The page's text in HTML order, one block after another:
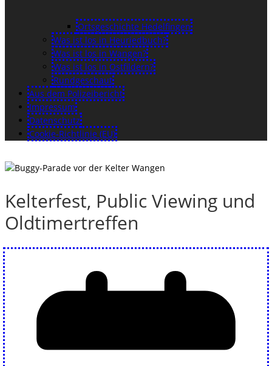
Ortsgeschichte Hedelfingen
Was ist los in Heuriedbuch?
Was ist los in Wangen?
Was ist los in Ostfildern?
Rundgeschaut
Aus dem Polizeibericht
Impressum
Datenschutz
Cookie-Richtlinie (EU)
Kelterfest, Public Viewing und
Oldtimertreffen